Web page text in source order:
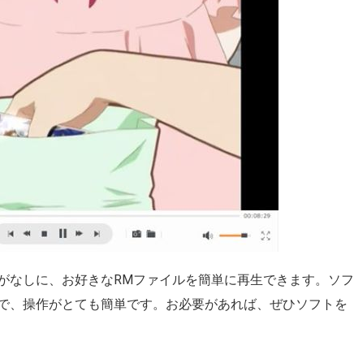
しに、お好きなRMファイルを簡単に再生できます。ソフ
、操作がとても簡単です。お必要があれば、ぜひソフトを